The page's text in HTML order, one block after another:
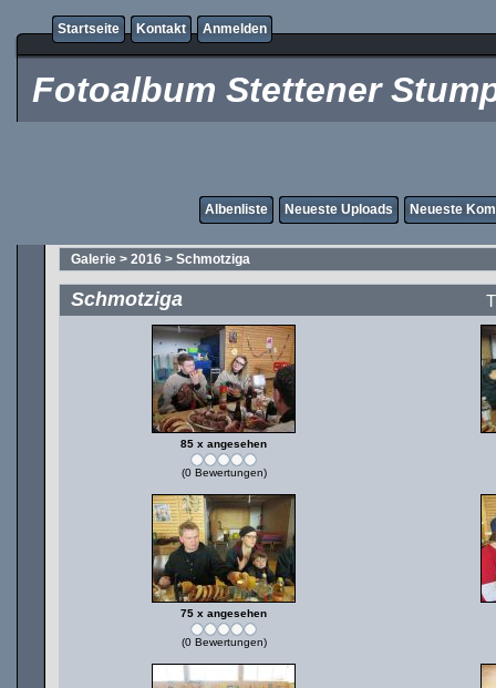
Startseite Kontakt Anmelden
Fotoalbum Stettener
Albenliste Neueste Uploads Neueste
Galerie > 2016 > Schmotziga
Schmotziga
85 x angesehen
(0 Bewertungen)
75 x angesehen
(0 Bewertungen)